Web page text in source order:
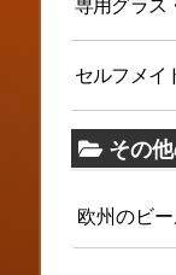
専用グラス
セルフメイ
その他
欧州のビー